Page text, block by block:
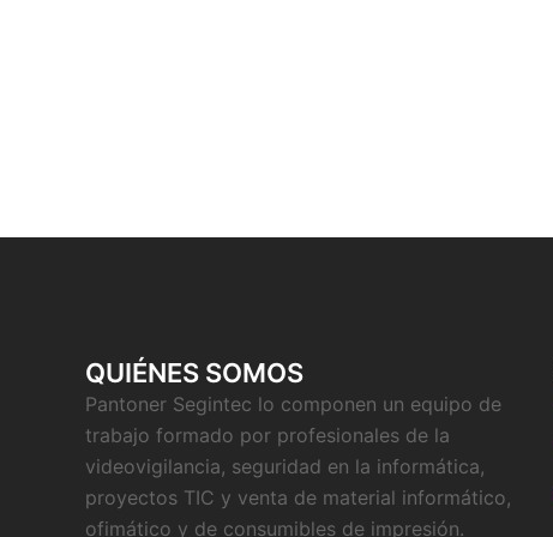
QUIÉNES SOMOS
Pantoner Segintec lo componen un equipo de
trabajo formado por profesionales de la
videovigilancia, seguridad en la informática,
proyectos TIC y venta de material informático,
ofimático y de consumibles de impresión.